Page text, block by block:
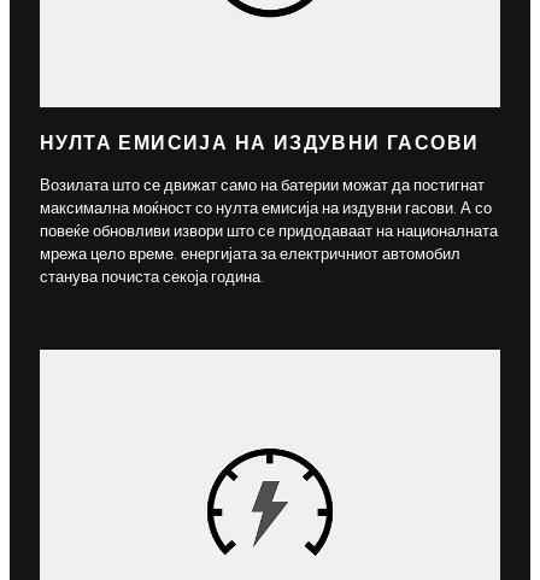
НУЛТА ЕМИСИЈА НА ИЗДУВНИ ГАСОВИ
Возилата што се движат само на батерии можат да постигнат
максимална моќност со нулта емисија на издувни гасови. А со
повеќе обновливи извори што се придодаваат на националната
мрежа цело време. енергијата за електричниот автомобил
станува почиста секоја година.